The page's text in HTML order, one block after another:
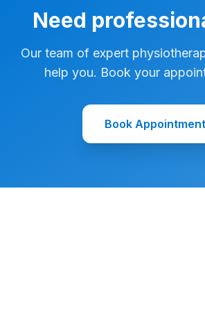
Need
Our team of expert
help you. Book your
Book Appointment